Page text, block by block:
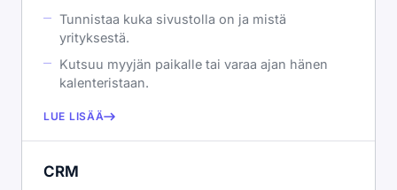
Tunnistaa kuka sivustolla on ja mistä
yrityksestä.
Kutsuu myyjän paikalle tai varaa ajan hänen
kalenteristaan.
LUE LISÄÄ
CRM